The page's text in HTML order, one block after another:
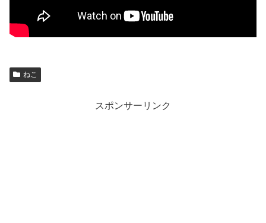
ねこ
スポンサーリンク